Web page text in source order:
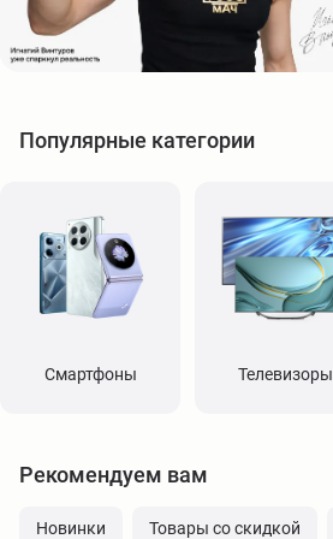
Популярные категории
Смартфоны Телевизоры
Рекомендуем вам
Новинки Товары со скидкой